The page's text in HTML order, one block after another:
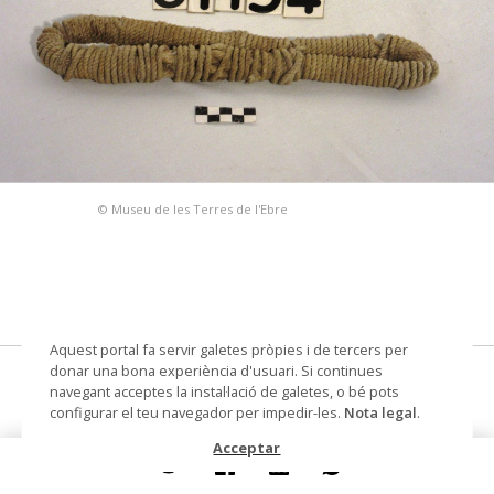
© Museu de les Terres de l'Ebre
corda (embarcació)
Materials i tècniques cotó
Aquest portal fa servir galetes pròpies i de tercers per
donar una bona experiència d'usuari. Si continues
navegant acceptes la instal·lació de galetes, o bé pots
configurar el teu navegador per impedir-les. Nota legal.
Acceptar